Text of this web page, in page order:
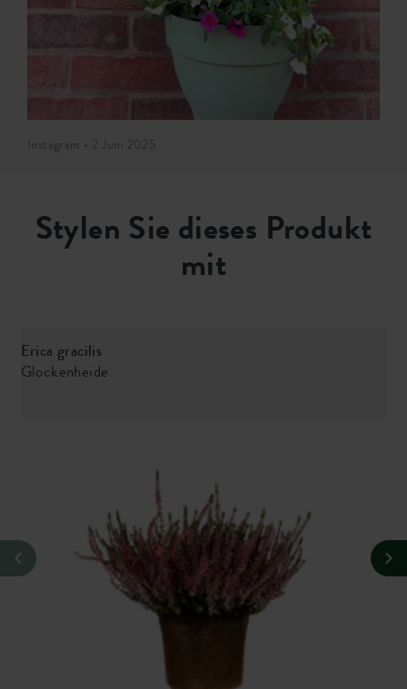
Instagram • 2 Juni 2025
Stylen Sie dieses Produkt
mit
Erica gracilis
Glockenheide